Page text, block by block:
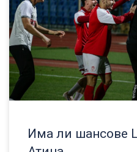
Има ли шансове